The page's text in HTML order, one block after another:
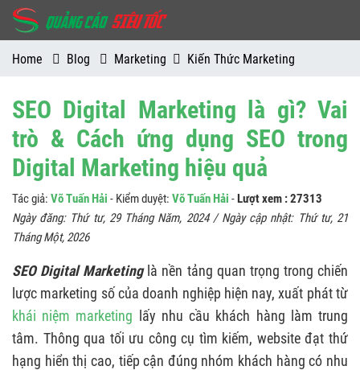
Home Blog Marketing Kiến Thức Marketing
SEO Digital Marketing là gì? Vai
trò & Cách ứng dụng SEO trong
Digital Marketing hiệu quả
Tác giả: Võ Tuấn Hải - Kiểm duyệt: Võ Tuấn Hải -Lượt xem : 27313
Ngày đăng: Thứ tư, 29 Tháng Năm, 2024/ Ngày cập nhật: Thứ tư, 21
Tháng Một, 2026
SEO Digital Marketinglà nền tảng quan trọng trong chiến
lược marketing số của doanh nghiệp hiện nay, xuất phát từ
khái niệm marketing lấy nhu cầu khách hàng làm trung
tâm. Thông qua tối ưu công cụ tìm kiếm, website đạt thứ
hạng hiển thị cao, tiếp cận đúng nhóm khách hàng có nhu